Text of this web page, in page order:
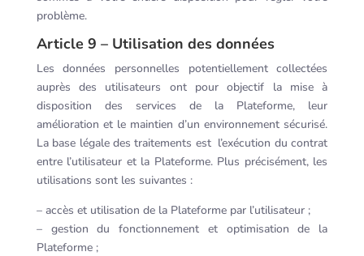
problème.
Article 9 – Utilisation des données
Les données personnelles potentiellement collectées
auprès des utilisateurs ont pour objectif la mise à
disposition des services de la Plateforme, leur
amélioration et le maintien d’un environnement sécurisé.
La base légale des traitements est l’exécution du contrat
entre l’utilisateur et la Plateforme. Plus précisément, les
utilisations sont les suivantes :
– accès et utilisation de la Plateforme par l’utilisateur ;
– gestion du fonctionnement et optimisation de la
Plateforme ;